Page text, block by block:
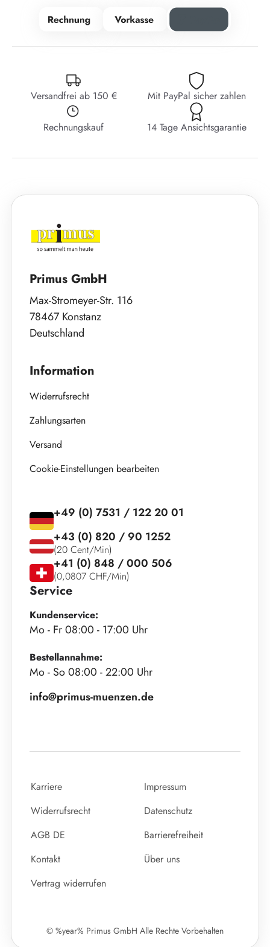
Versandfrei ab 150 € Mit PayPal sicher zahlen
Rechnungskauf 14 Tage Ansichtsgarantie
Primus GmbH
Max-Stromeyer-Str. 116
78467 Konstanz
Deutschland
Information
Widerrufsrecht
Zahlungsarten
Versand
Cookie-Einstellungen bearbeiten
Service
Kundenservice:
Mo - Fr 08:00 - 17:00 Uhr
Bestellannahme:
Mo - So 08:00 - 22:00 Uhr
info@primus-muenzen.de
+49 (0) 7531 / 122 20 01
+43 (0) 820 / 90 1252
(20 Cent/Min)
+41 (0) 848 / 000 506
(0,0807 CHF/Min)
Karriere
Impressum
Widerrufsrecht
Datenschutz
AGB DE
Barrierefreiheit
Kontakt
Über uns
Vertrag widerrufen
© %year% Primus GmbH Alle Rechte Vorbehalten